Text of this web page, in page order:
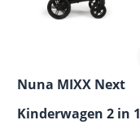
Nuna MIXX Next
Kinderwagen 2 in 1